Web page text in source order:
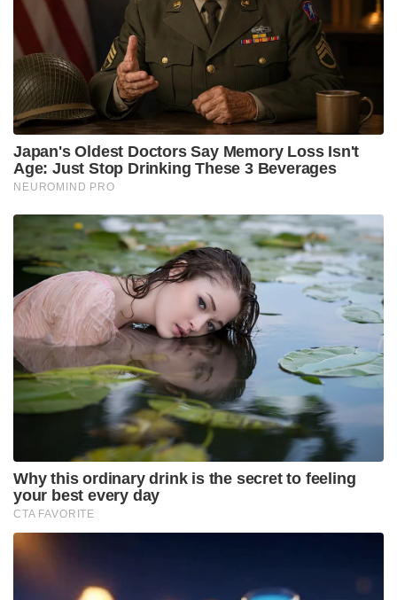
കോൺഗ്രസിന്റെ പിന്തുണ ബില്ലിനുണ്ടെന്ന് പറഞ്ഞ
രാഹുൽ എത്രയും വേഗം ബില്ല് നടപ്പാക്കണമെന്നും
പുതിയ സെൻസസിനും മണ്ഡല
പുനർനിർണയത്തിനായും കാത്തിരിക്കരുതെന്നും
ആവശ്യപ്പെട്ടു. എന്നാൽ വർഷങ്ങൾക്ക് മുൻപേ
കോൺഗ്രസിന് അവസരമുണ്ടായിട്ടും ബില്ല്
പാർലമെന്റിൽ പാസാക്കി നിയമമാക്കാൻ
ശ്രമിക്കാതിരുന്ന വീഴ്ചയെക്കുറിച്ച് രാഹുൽ ഒന്നും
മറ്റ് പിന്നാക്ക വിഭാഗത്തിലെ വനിതകൾക്ക് ബില്ലിന്റെ
പ്രയോജനം വേണമെന്നാണ് കോൺഗ്രസിന്റെ
അഭിപ്രായമെന്നും രാഹുൽ കൂട്ടിച്ചേർത്തു.
Tags: congress rahul gandhi
women reservation bill
രാഹുൽ ഗാന്ധി
BJP